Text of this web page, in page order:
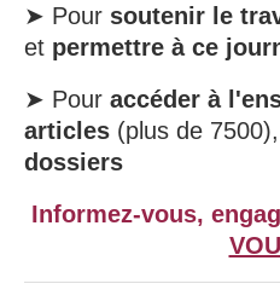
➤ Pour soutenir le
et permettre à ce
➤ Pour accéder à
articles (plus de 7500),
dossiers
Informez-vous,